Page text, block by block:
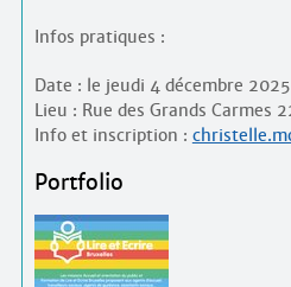
Infos pratiques :
Date : le jeudi 4 décembre
Lieu : Rue des Grands Carmes
Info et inscription :
Portfolio